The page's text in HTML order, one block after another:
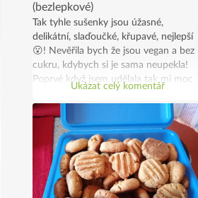
(bezlepkové)
Tak tyhle sušenky jsou úžasné,
delikátní, slaďoučké, křupavé, nejlepší
😮! Nevěřila bych že jsou vegan a bez
cukru, kdybych si je sama neupekla!
Poprvé když jsem udělala tak mi moc
chutnaly, tak jsem udělala dvojitou
dávku s úpravami protože mi došlo
tahini a rýžová mouka, takže jsou z
kukuřičné mouky a z půlky z tahini a z
půlky z mandlovo kokosového másla.
A jsou snad ještě lepší! Stále se
přesvědčuji, že zdravé je dobré😁😁.
Na vánoce je slepím marmeládou jako
Ukázat celý komentář